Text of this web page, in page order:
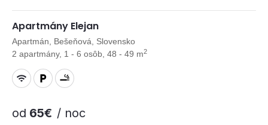
Apartmány Elejan
Apartmán, Bešeňová, Slovensko
2 apartmány, 1 - 6 osôb, 48 - 49 m2
od 65€ / noc